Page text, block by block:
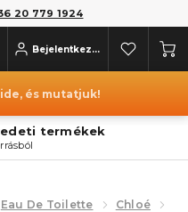
20 779 1924
Bejelentkezés
és mutatjuk!
termékek
Eau De Toilette
Chloé